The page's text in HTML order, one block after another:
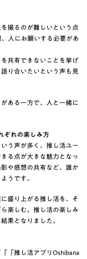
撮るのが難しいという点
人にお願いする必要があ
共有できないことを挙げ
り合いたいという声も見
ある一方で、人と一緒に
ぞれの楽しみ方
う声が多く、推し活ユー
る点が大きな魅力となっ
や感想の共有など、誰か
うです。
盛り上がる推し活を、そ
楽しむ。推し活の楽しみ
果となりました。
「推し活アプリOshibana